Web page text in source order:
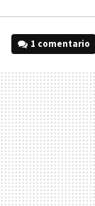
1 comentario